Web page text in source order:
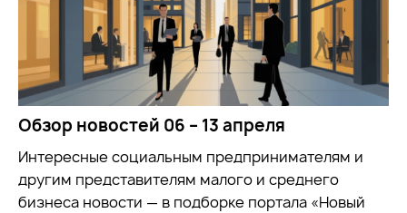
Обзор новостей 06 – 13 апреля
Интересные социальным предпринимателям и
другим представителям малого и среднего
бизнеса новости — в подборке портала «Новый